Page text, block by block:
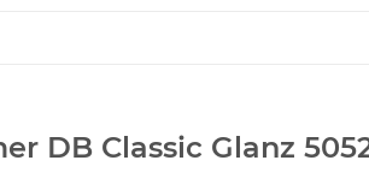
DB Classic Glanz